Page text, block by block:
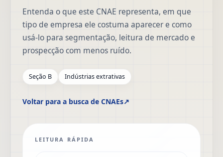
Entenda o que este CNAE representa, em que
tipo de empresa ele costuma aparecer e como
usá-lo para segmentação, leitura de mercado e
prospecção com menos ruído.
Seção B Indústrias extrativas
Voltar para a busca de CNAEs↗
LEITURA RÁPIDA